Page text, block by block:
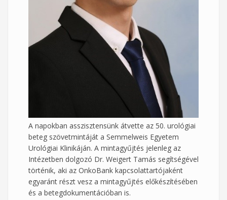
A napokban asszisztensünk átvette az 50. urológiai
beteg szövetmintáját a Semmelweis Egyetem
Urológiai Klinikáján. A mintagyűjtés jelenleg az
Intézetben dolgozó Dr. Weigert Tamás segítségével
történik, aki az OnkoBank kapcsolattartójaként
egyaránt részt vesz a mintagyűjtés előkészítésében
és a betegdokumentációban is.